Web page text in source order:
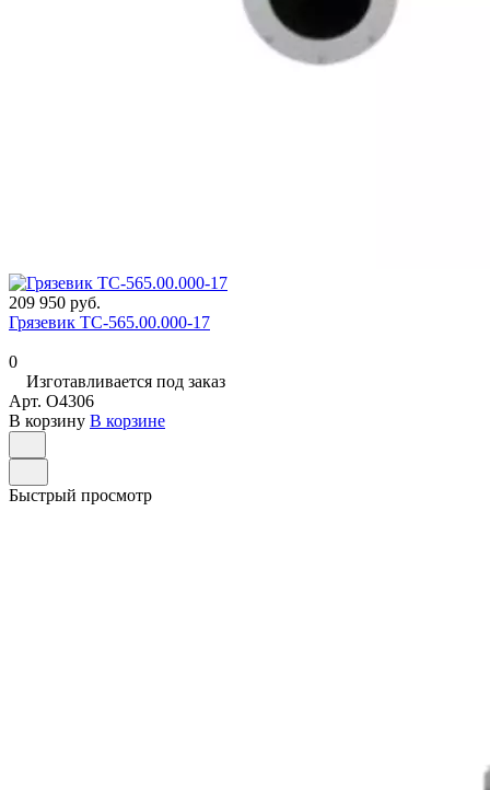
209 950 руб.
Грязевик ТС-565.00.000-17
0
Изготавливается под заказ
Арт. O4306
В корзину В корзине
Быстрый просмотр